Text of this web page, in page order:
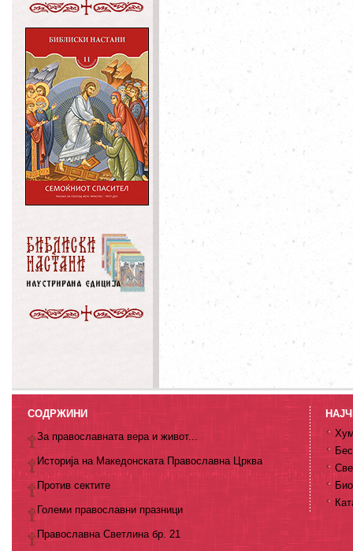
СОДРЖИНИ
За православната вера и живот...
Историја на Македонската Православна Црква
Против сектите
Големи православни празници
Православна Светлина бр. 21